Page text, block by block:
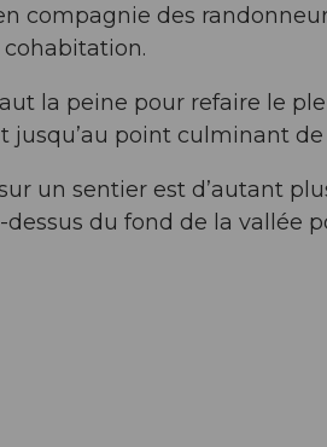
compagnie des
cohabitation.
la peine pour refaire le
jusqu’au point culminant de
un sentier est d’autant
du fond de la vallée